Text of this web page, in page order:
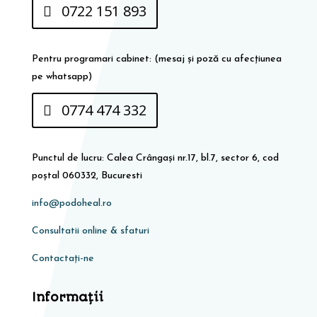
0722 151 893
Pentru programari cabinet: (mesaj și poză cu afecțiunea
pe whatsapp)
0774 474 332
Punctul de lucru: Calea Crângași nr.17, bl.7, sector 6, cod
poștal 060332, Bucuresti
info@podoheal.ro
Consultatii online & sfaturi
Contactați-ne
Informaţii